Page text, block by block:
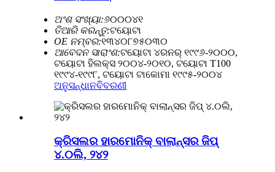
ଅଂଶ ସଂଖ୍ୟା:୬୦୦୦୪୧
ତିଆରି କରନ୍ତୁ:ଟୟୋଟା
OE ନମ୍ବର:୧୩୪୦୮୭୫୦୩୦
ଆବେଦନ ସାରାଂଶ:ଟୟୋଟା ୪ରନର୍ ୧୯୯୬-୨୦୦୦,
ଟୟୋଟା ହିଲକ୍ସ ୨୦୦୪-୨୦୧୦, ଟୟୋଟା T100
୧୯୯୪-୧୯୯୮, ଟୟୋଟା ଟାକୋମା ୧୯୯୫-୨୦୦୪
ଅନୁସନ୍ଧାନବିବରଣୀ
କ୍ରିସଲର ହାରମୋନିକ୍ ବାଲାନ୍ସର ଜିପ୍
୪.୦ଲି, ୨୪୨